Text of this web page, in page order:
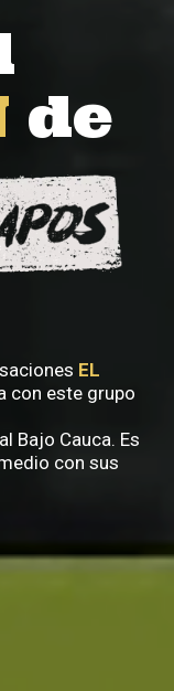
de
EL
con este grupo
Bajo Cauca. Es
con sus